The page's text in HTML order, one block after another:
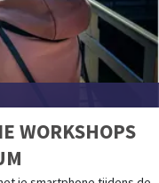
WORKSHOPS